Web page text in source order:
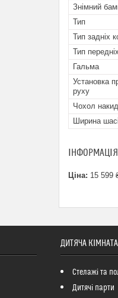
Знімний
Тип
Тип задніх
Тип
Гальма
Установка
руху
Чохол
Ширина шасі
Ціна: 15 599
ДИТЯЧА КІМНАТА
Стелажі та
Дитячі парти